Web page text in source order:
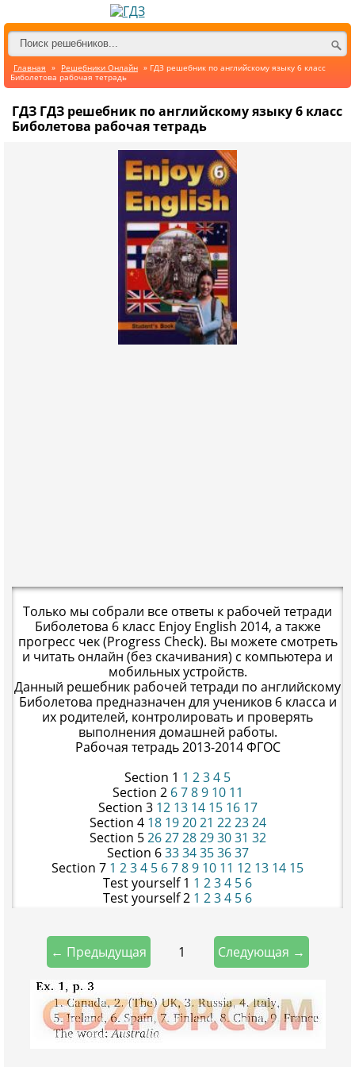
Главная » Решебники Онлайн » ГДЗ решебник по английскому языку 6 класс
Биболетова рабочая тетрадь
ГДЗ ГДЗ решебник по английскому языку 6 класс
Биболетова рабочая тетрадь
Только мы собрали все ответы к рабочей тетради
Биболетова 6 класс Enjoy English 2014, а также
прогресс чек (Progress Check). Вы можете смотреть
и читать онлайн (без скачивания) с компьютера и
мобильных устройств.
Данный решебник рабочей тетради по английскому
Биболетова предназначен для учеников 6 класса и
их родителей, контролировать и проверять
выполнения домашней работы.
Рабочая тетрадь 2013-2014 ФГОС
Section 1 1 234 5
Section 2 67891011
Section 3 121314151617
Section 4 18192021 222324
Section 5262728293031 32
Section 63334353637
Section 7 1 234 5 6789 10 11 12 13 14 15
Test yourself 1 1 234 5 6
Test yourself 2 1 234 5 6
← Предыдущая 1 Следующая →